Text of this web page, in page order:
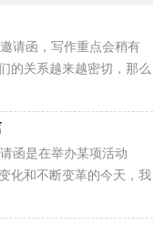
请函，写作重点会稍有
的关系越来越密切，那么
下是小编精...
函是在举办某项活动
化和不断变革的今天，我
才合适呢？下...